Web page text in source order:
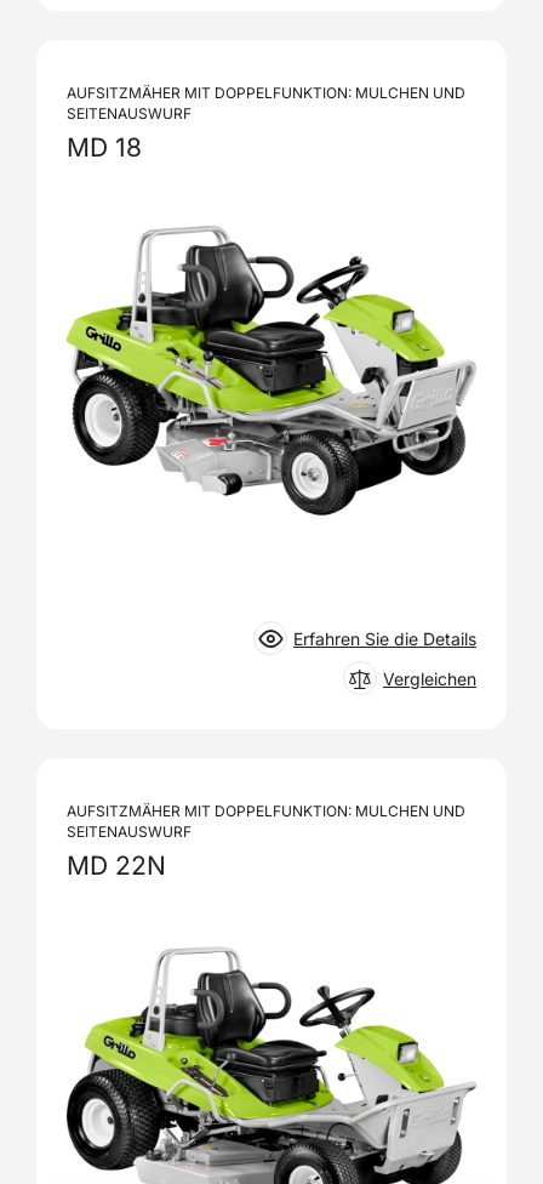
AUFSITZMÄHER MIT DOPPELFUNKTION: MULCHEN UND
SEITENAUSWURF
MD 18
Erfahren Sie die Details
Vergleichen
AUFSITZMÄHER MIT DOPPELFUNKTION: MULCHEN UND
SEITENAUSWURF
MD 22N